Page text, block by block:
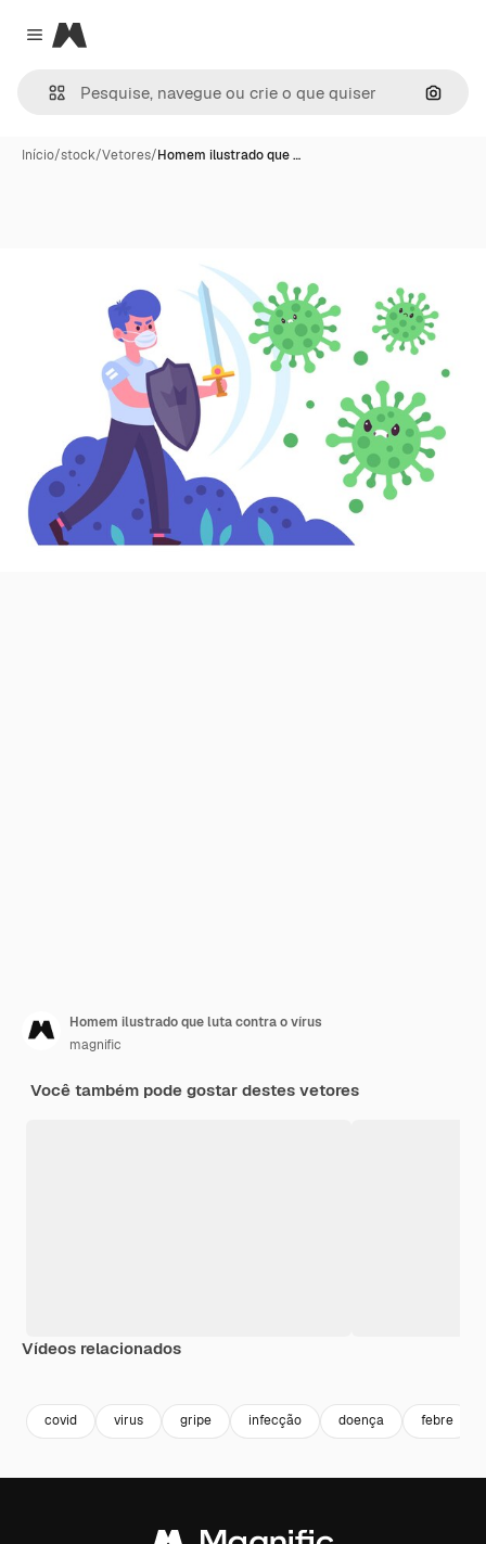
Close menu
Magnific
Início/stock/Vetores/Homem ilustrado que …
Homem ilustrado que luta contra o vírus
magnific
Você também pode gostar destes vetores
Vídeos relacionados
covid virus gripe infecção doença febre